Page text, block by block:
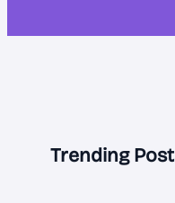
Trending Post